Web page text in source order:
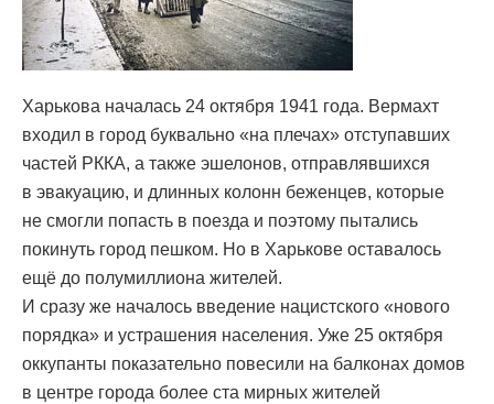
Харькова началась 24 октября 1941 года. Вермахт
входил в город буквально «на плечах» отступавших
частей РККА, а также эшелонов, отправлявшихся
в эвакуацию, и длинных колонн беженцев, которые
не смогли попасть в поезда и поэтому пытались
покинуть город пешком. Но в Харькове оставалось
ещё до полумиллиона жителей.
И сразу же началось введение нацистского «нового
порядка» и устрашения населения. Уже 25 октября
оккупанты показательно повесили на балконах домов
в центре города более ста мирных жителей